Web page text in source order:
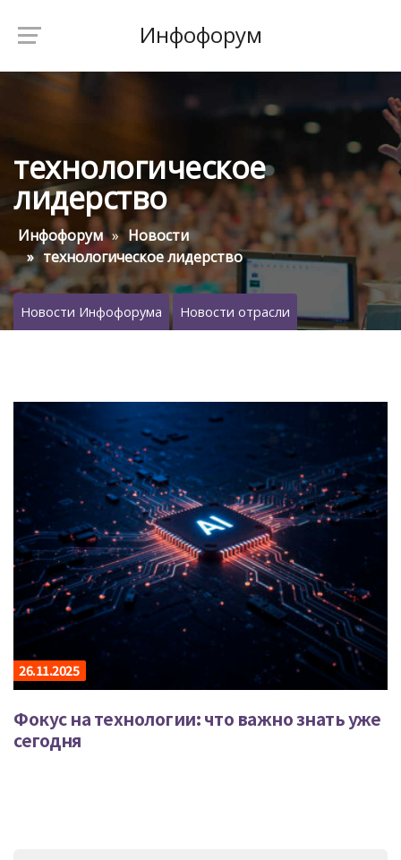
Инфофорум
технологическое
лидерство
Инфофорум
Новости
технологическое лидерство
Новости Инфофорума Новости отрасли
26.11.2025
Фокус на технологии: что важно знать уже
сегодня